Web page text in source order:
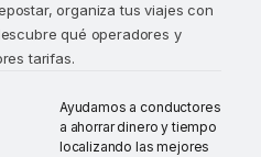
organiza tus viajes con
qué operadores y
tarifas.
Ayudamos a conductores
a ahorrar dinero y tiempo
localizando las mejores